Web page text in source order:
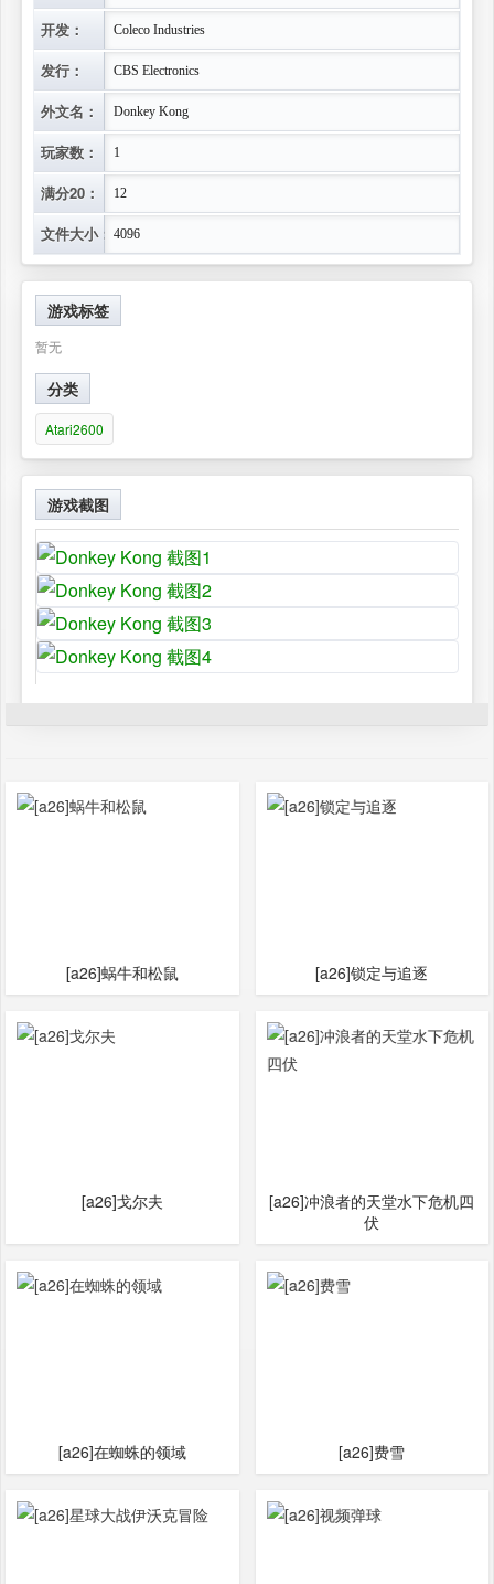
开发： Coleco Industries
发行： CBS Electronics
外文名： Donkey Kong
玩家数： 1
满分20： 12
文件大小： 4096
游戏标签
暂无
分类
Atari2600
游戏截图
[a26]蜗牛和松鼠 [a26]锁定与追逐
[a26]戈尔夫
[a26]冲浪者的天堂水下危机四
伏
[a26]在蜘蛛的领域 [a26]费雪